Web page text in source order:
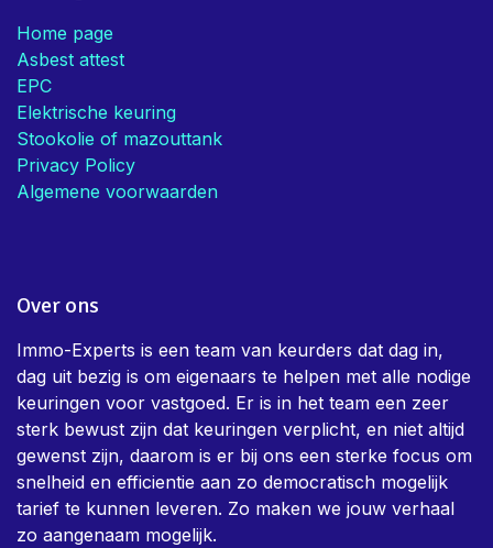
Home page
Asbest attest
EPC
Elektrische keuring
Stookolie of mazouttank
Privacy Policy
Algemene voorwaarden
Over ons
Immo-Experts is een team van keurders dat dag in,
dag uit bezig is om eigenaars te helpen met alle nodige
keuringen voor vastgoed. Er is in het team een zeer
sterk bewust zijn dat keuringen verplicht, en niet altijd
gewenst zijn, daarom is er bij ons een sterke focus om
snelheid en efficientie aan zo democratisch mogelijk
tarief te kunnen leveren. Zo maken we jouw verhaal
zo aangenaam mogelijk.